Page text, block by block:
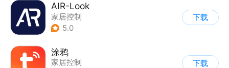
AIR-Look
家居控制
5.0
下载
涂鸦
家居控制
下载